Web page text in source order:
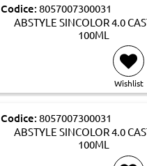
Codice: 8057007300031
ABSTYLE SINCOLOR 4.0
100ML
Wishlist
Codice: 8057007300031
ABSTYLE SINCOLOR 4.0
100ML